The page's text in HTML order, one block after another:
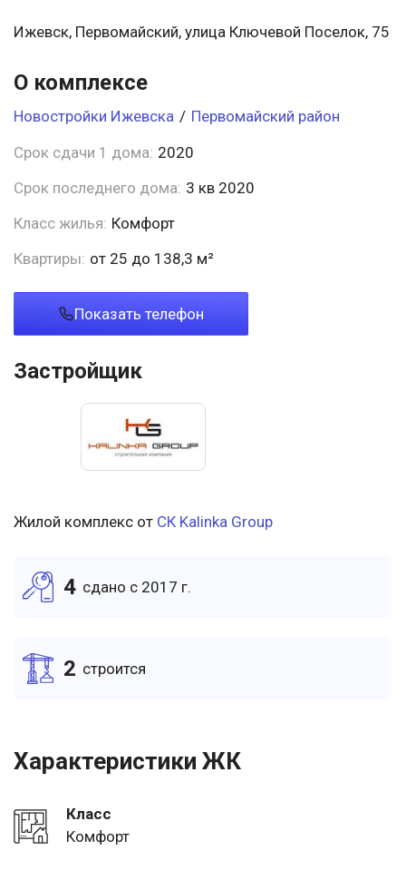
Ижевск, Первомайский, улица Ключевой Поселок, 75
О комплексе
Новостройки Ижевска / Первомайский район
Срок сдачи 1 дома: 2020
Срок последнего дома: 3 кв 2020
Класс жилья: Комфорт
Квартиры: от 25 до 138,3 м²
Показать телефон
Застройщик
Жилой комплекс от СК Kalinka Group
4 cдано c 2017 г.
2 cтроится
Характеристики ЖК
Класс
Комфорт